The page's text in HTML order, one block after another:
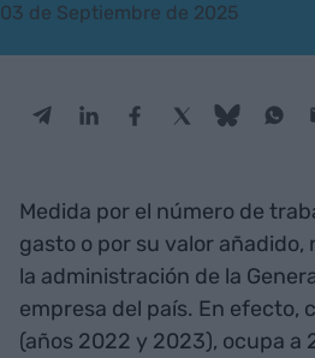
03 de Septiembre de 2025
Medida por el número de
gasto o por su valor añadido,
la administración de la
empresa del país. En efecto,
(años 2022 y 2023), ocupa a